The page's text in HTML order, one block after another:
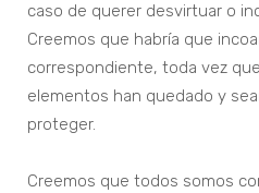
caso de querer desvirtuar o
Creemos que habría que
correspondiente, toda vez
elementos han quedado y
proteger.
Creemos que todos somos